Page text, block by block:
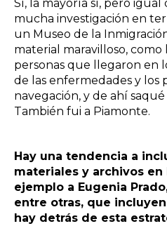
Sí, la mayoría sí, pero
mucha investigación en
un Museo de la
material maravilloso, como
personas que llegaron en
de las enfermedades y los
navegación, y de ahí
También fui a Piamonte.
Hay una tendencia a
materiales y archivos en
ejemplo a Eugenia
entre otras, que
hay detrás de esta